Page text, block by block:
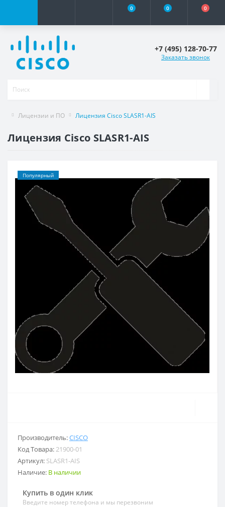
0 0 0
+7 (495) 128-70-77
Заказать звонок
Лицензии и ПО Лицензия Cisco SLASR1-AIS
Лицензия Cisco SLASR1-AIS
Популярный
Производитель:CISCO
Код Товара:21900-01
Артикул: SLASR1-AIS
Наличие: В наличии
Купить в один клик
Введите номер телефона и мы перезвоним